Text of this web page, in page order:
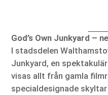
God’s Own Junkyard –
I stadsdelen
Junkyard, en
visas allt från gamla
specialdesignade